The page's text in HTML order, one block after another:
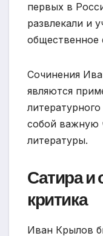
первых в
развлекали и
общественное
Сочинения
являются
собой важную
литературы.
Сатира и
критика
Иван Крылов